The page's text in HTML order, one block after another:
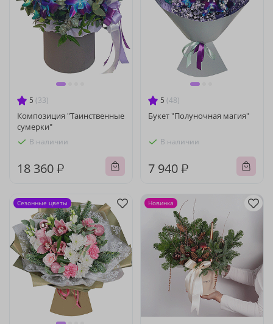
5 (33)
Композиция "Таинственные
сумерки"
В наличии
18 360 ₽
5 (48)
Букет "Полуночная магия"
В наличии
7 940 ₽
Сезонные цветы Новинка